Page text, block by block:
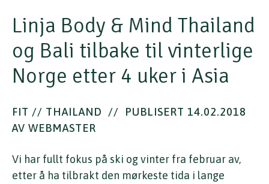
Linja Body & Mind Thailand
og Bali tilbake til vinterlige
Norge etter 4 uker i Asia
FIT // THAILAND //
PUBLISERT 14.02.2018
AV WEBMASTER
Vi har fullt fokus på ski og vinter fra februar av,
etter å ha tilbrakt den mørkeste tida i lange